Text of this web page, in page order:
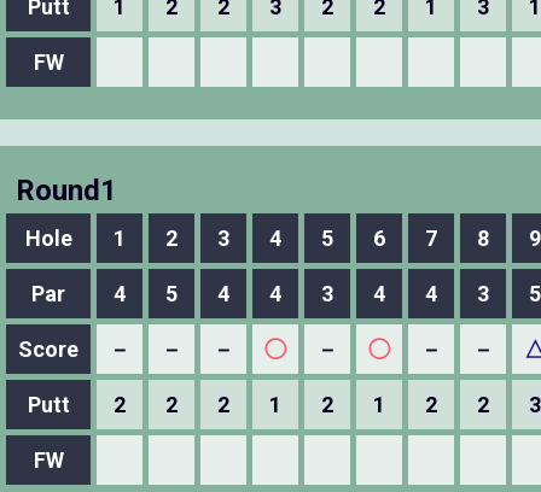
Putt 1 2 2 3 2 2 1 3 1
FW
Round1
Hole 1 2 3 4 5 6 7 8 9
Par 4 5 4 4 3 4 4 3 5
Score － － － ◯ － ◯ － －
Putt 2 2 2 1 2 1 2 2 3
FW